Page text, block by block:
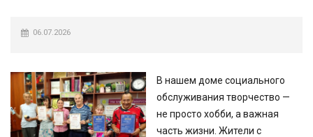
06.07.2026
В нашем доме социального
обслуживания творчество —
не просто хобби, а важная
часть жизни. Жители с